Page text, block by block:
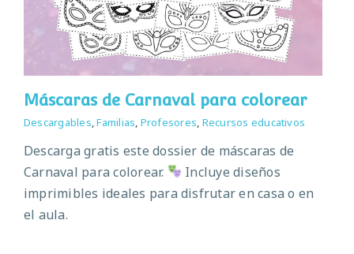
Máscaras de Carnaval para colorear
Descargables,Familias, Profesores, Recursos educativos
Descarga gratis este dossier de máscaras de
Carnaval para colorear.
Incluye diseños
imprimibles ideales para disfrutar en casa o en
el aula.